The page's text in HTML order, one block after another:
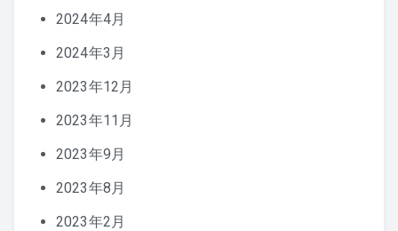
2024年4月
2024年3月
2023年12月
2023年11月
2023年9月
2023年8月
2023年2月